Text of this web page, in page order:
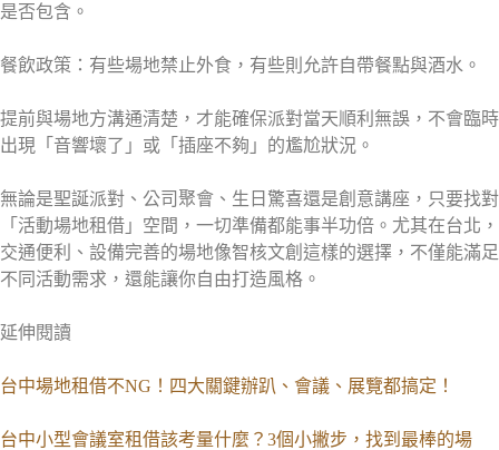
是否包含。
餐飲政策：有些場地禁止外食，有些則允許自帶餐點與酒水。
提前與場地方溝通清楚，才能確保派對當天順利無誤，不會臨時
出現「音響壞了」或「插座不夠」的尷尬狀況。
無論是聖誕派對、公司聚會、生日驚喜還是創意講座，只要找對
「活動場地租借」空間，一切準備都能事半功倍。尤其在台北，
交通便利、設備完善的場地像智核文創這樣的選擇，不僅能滿足
不同活動需求，還能讓你自由打造風格。
延伸閱讀
台中場地租借不NG！四大關鍵辦趴、會議、展覽都搞定！
台中小型會議室租借該考量什麼？3個小撇步，找到最棒的場